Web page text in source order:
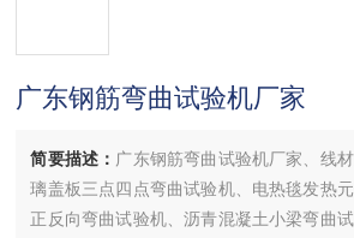
广东钢筋弯曲试验机厂家
简要描述： 广东钢筋弯曲试验机厂家、线
璃盖板三点四点弯曲试验机、电热毯发热
正反向弯曲试验机、沥青混凝土小梁弯曲